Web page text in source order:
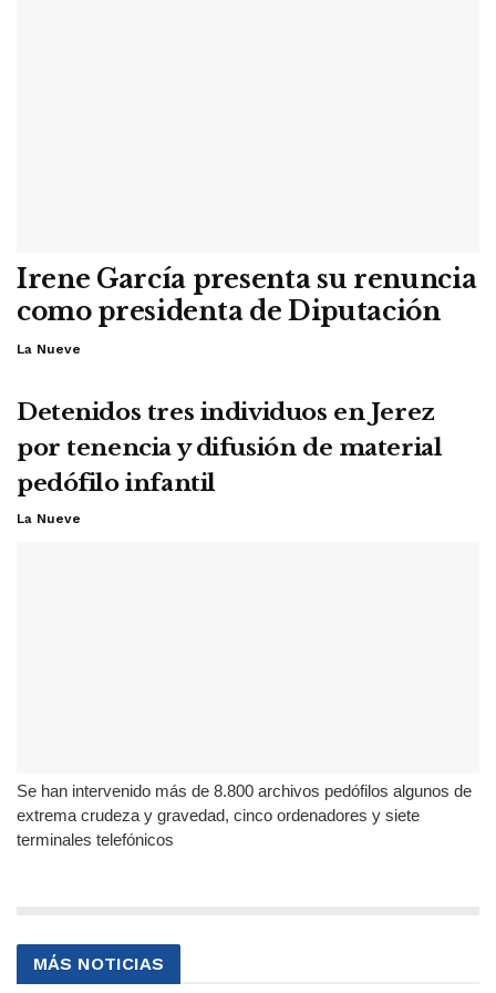
Irene García presenta su renuncia
como presidenta de Diputación
La Nueve
Detenidos tres individuos en Jerez
por tenencia y difusión de material
pedófilo infantil
La Nueve
Se han intervenido más de 8.800 archivos pedófilos algunos de
extrema crudeza y gravedad, cinco ordenadores y siete
terminales telefónicos
MÁS NOTICIAS